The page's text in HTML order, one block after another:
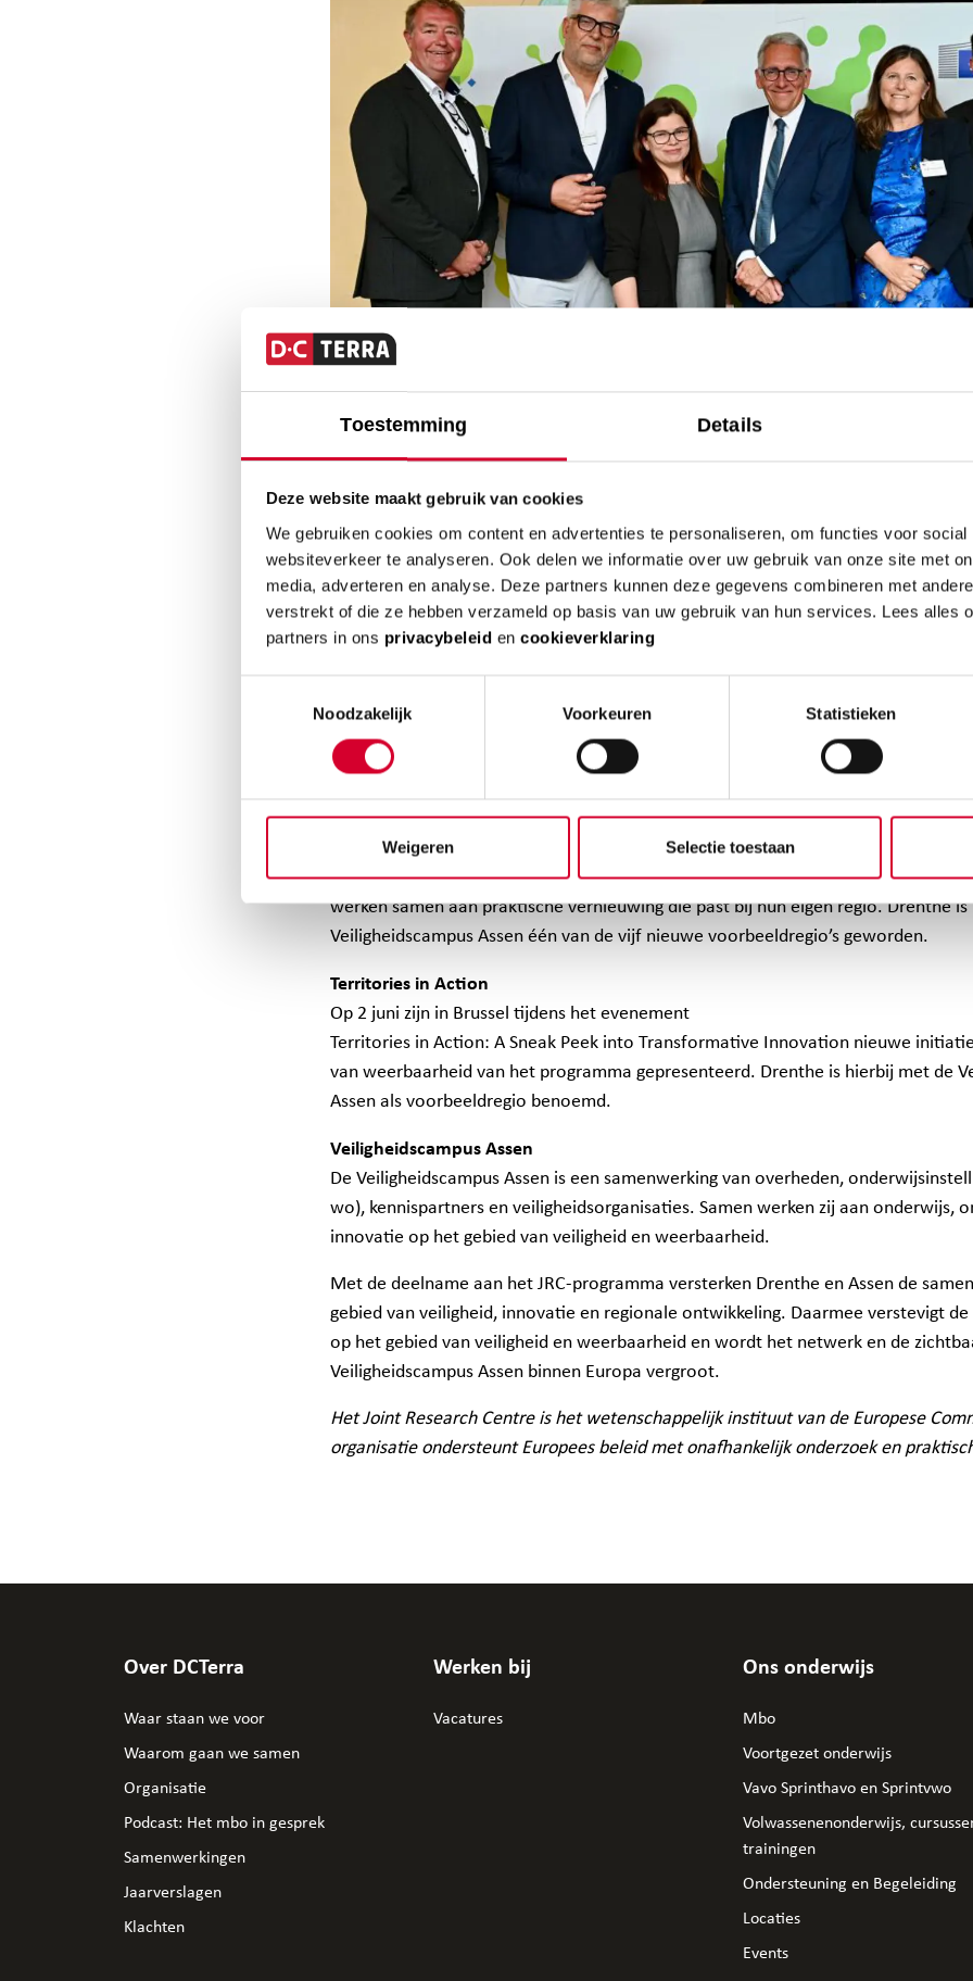
Toestemming Details
Deze website maakt gebruik van cookies
We gebruiken cookies om content en advertenties te personaliseren, om functies voor
websiteverkeer te analyseren. Ook delen we informatie over uw gebruik van onze site met
media, adverteren en analyse. Deze partners kunnen deze gegevens combineren met
verstrekt of die ze hebben verzameld op basis van uw gebruik van hun services. Lees alles
partners in ons privacybeleid en cookieverklaring
Noodzakelijk
Voorkeuren Statistieken
Weigeren Selectie toestaan
woensdag 3 juni 2026
De provincie Drenthe en Veiligheidscampus Assen, gevormd door DCTerra
Noorderpoort), NHL Stenden, de Rijksuniversiteit Groningen en gemeente
als voorbeeldregio in het Europees innovatieprogramma van het Joint
de Europese Commissie. Dat biedt de regio meer kansen om kennis te delen,
met andere Europese regio’s en nieuwe oplossingen te ontwikkelen voor
weerbaarheid, veiligheid, crisisbeheersing en defensie.
In het programmaInnovation for Place Based Transformationwerken
regio’s, steden en lidstaten samen aan oplossingen voor grote maatschappelijke
digitalisering, klimaat en weerbaarheid. Deelnemers wisselen kennis uit, leren
werken samen aan praktische vernieuwing die past bij hun eigen regio. Drenthe
Veiligheidscampus Assen één van de vijf nieuwe voorbeeldregio’s geworden.
Territories in Action
Op 2 juni zijn in Brussel tijdens het evenement
Territories in Action: A Sneak Peek into Transformative Innovation nieuwe
van weerbaarheid van het programma gepresenteerd. Drenthe is hierbij met de
Assen als voorbeeldregio benoemd.
Veiligheidscampus Assen
De Veiligheidscampus Assen is een samenwerking van overheden,
wo), kennispartners en veiligheidsorganisaties. Samen werken zij aan onderwijs,
innovatie op het gebied van veiligheid en weerbaarheid.
Met de deelname aan het JRC-programma versterken Drenthe en Assen de
gebied van veiligheid, innovatie en regionale ontwikkeling. Daarmee verstevigt
op het gebied van veiligheid en weerbaarheid en wordt het netwerk en de
Veiligheidscampus Assen binnen Europa vergroot.
Het Joint Research Centre is het wetenschappelijk instituut van de Europese
organisatie ondersteunt Europees beleid met onafhankelijk onderzoek en
Over DCTerra
Waar staan we voor
Waarom gaan we samen
Organisatie
Podcast: Het mbo in gesprek
Samenwerkingen
Jaarverslagen
Klachten
Werken bij
Vacatures
Ons onderwijs
Mbo
Voortgezet onderwijs
Vavo Sprinthavo en Sprintvwo
Volwassenenonderwijs,
trainingen
Ondersteuning en Begeleiding
Locaties
Events